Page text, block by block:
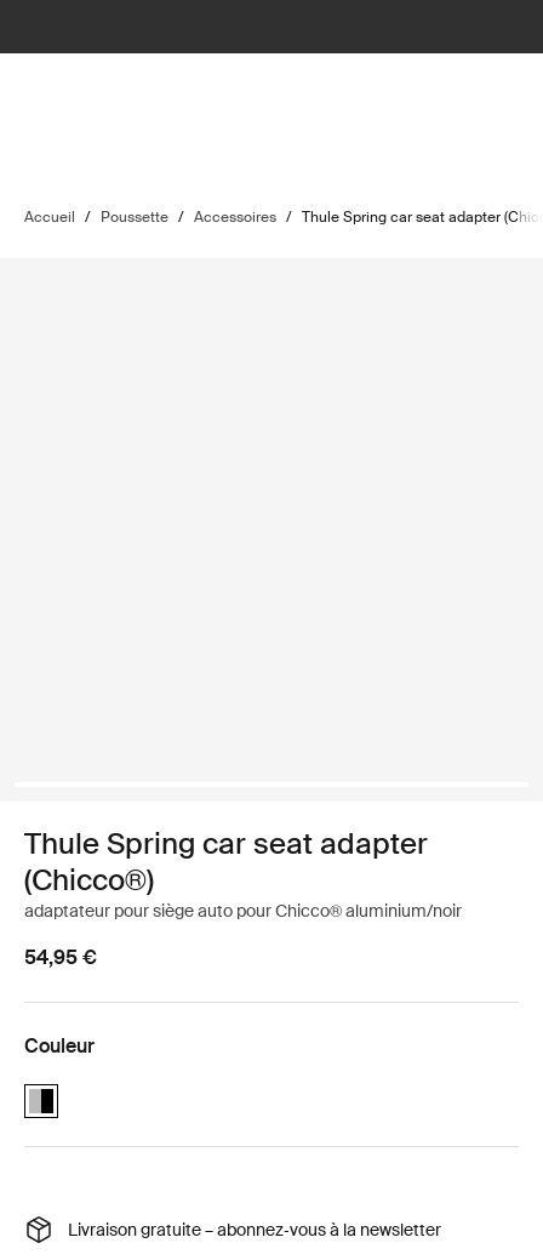
Accueil / Poussette / Accessoires / Thule Spring car seat adapter
Thule Spring car seat adapter
(Chicco®)
adaptateur pour siège auto pour Chicco® aluminium/noir
54,95 €
Couleur
Thule Spring car seat adapter (Chicco®) Aluminum/Black (selected)
Livraison gratuite – abonnez‑vous à la newsletter